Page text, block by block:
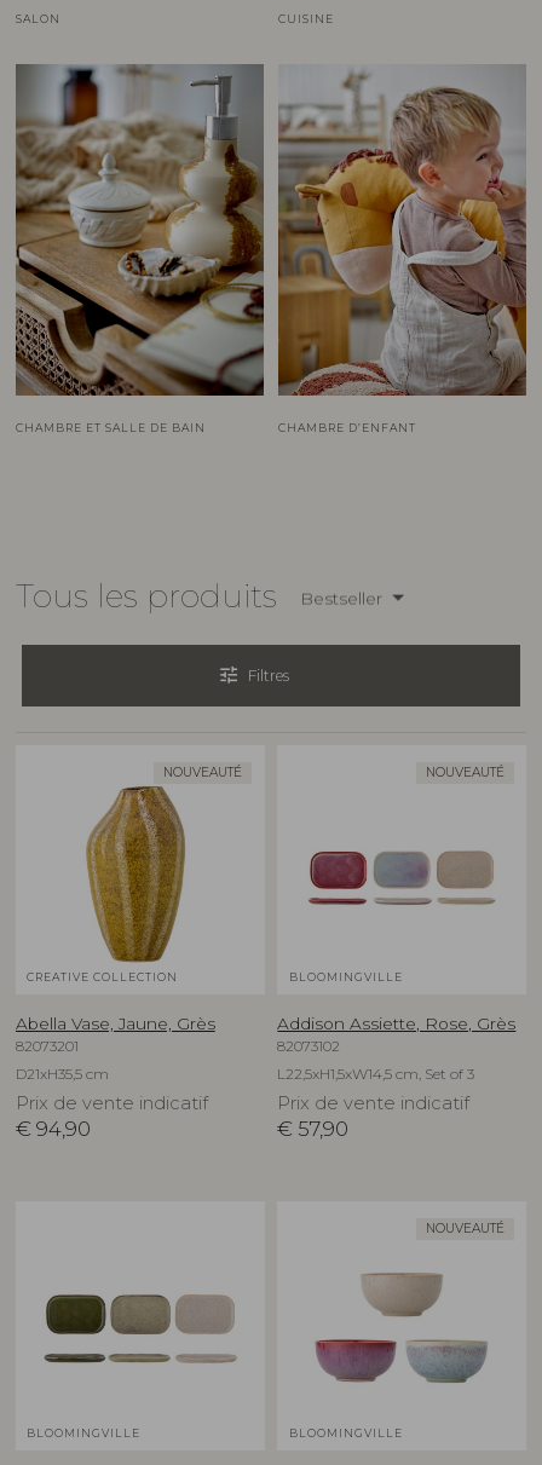
SALON CUISINE
CHAMBRE ET SALLE DE BAIN CHAMBRE D’ENFANT
Tous les produits Bestseller
tune Filtres
NOUVEAUTÉ
CREATIVE COLLECTION
Abella Vase, Jaune, Grès
82073201
D21xH35,5 cm
Prix de vente indicatif
€ 94,90
NOUVEAUTÉ
BLOOMINGVILLE
Addison Assiette, Rose, Grès
82073102
L22,5xH1,5xW14,5 cm, Set of 3
Prix de vente indicatif
€ 57,90
BLOOMINGVILLE
NOUVEAUTÉ
BLOOMINGVILLE